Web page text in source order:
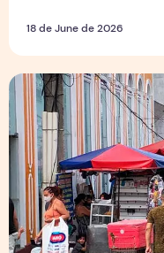
18 de June de 2026
Copa aquece vendas